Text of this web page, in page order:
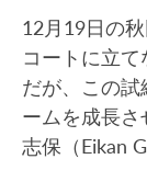
12月19日の
コートに立て
だが、この
ームを成長
志保（Eikan